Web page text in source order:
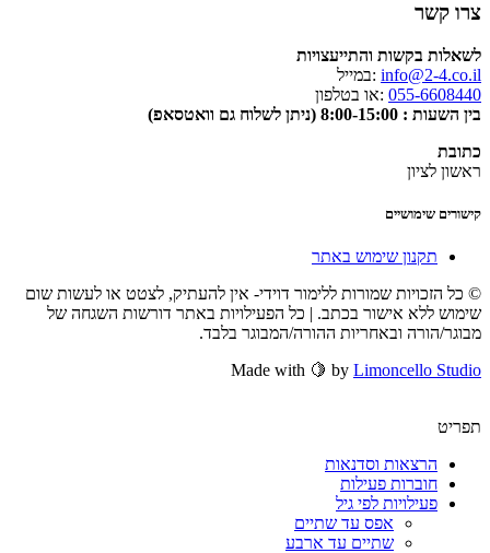
צרו קשר
לשאלות בקשות והתייעצויות
info@2-4.co.il :במייל
055-6608440 :או בטלפון
בין השעות : 8:00-15:00 (ניתן לשלוח גם וואטסאפ)
כתובת
ראשון לציון
קישורים שימושיים
תקנון שימוש באתר
© כל הזכויות שמורות ללימור דוידי- אין להעתיק, לצטט או לעשות שום
שימוש ללא אישור בכתב. | כל הפעילויות באתר דורשות השגחה של
מבוגר/הורה ובאחריות ההורה/המבוגר בלבד.
Made with 🍋 by Limoncello Studio
תפריט
הרצאות וסדנאות
חוברות פעילות
פעילויות לפי גיל
אפס עד שתיים
שתיים עד ארבע